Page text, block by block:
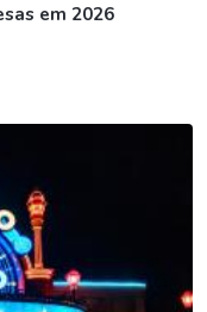
em 2026